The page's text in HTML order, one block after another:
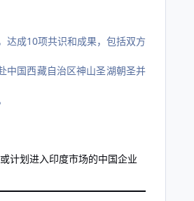
达成10项共识和成果，包括双方
中国西藏自治区神山圣湖朝圣并
计划进入印度市场的中国企业